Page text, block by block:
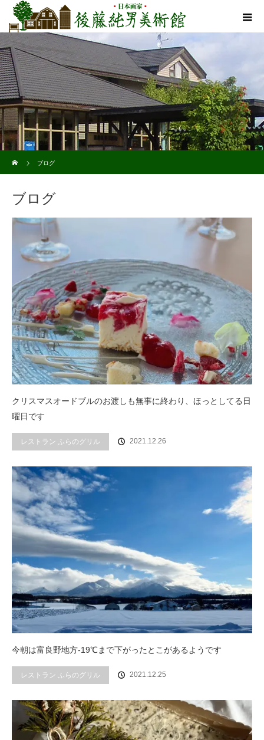
ブログ
ブログ
クリスマスオードブルのお渡しも無事に終わり、ほっとしてる日
曜日です
レストラン ふらのグリル 2021.12.26
今朝は富良野地方-19℃まで下がったとこがあるようです
レストラン ふらのグリル 2021.12.25